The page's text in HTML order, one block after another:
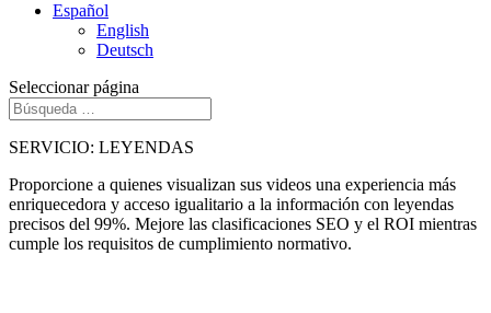
Español
English
Deutsch
Seleccionar página
SERVICIO: LEYENDAS
Proporcione a quienes visualizan sus videos una experiencia más
enriquecedora y acceso igualitario a la información con leyendas
precisos del 99%. Mejore las clasificaciones SEO y el ROI mientras
cumple los requisitos de cumplimiento normativo.